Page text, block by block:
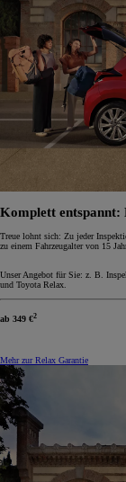
Komplett entspannt:
Treue lohnt sich: Zu jeder
zu einem Fahrzeugalter von 15
Unser Angebot für Sie: z. B.
und Toyota Relax.
ab 349 €2
Mehr zur Relax Garantie